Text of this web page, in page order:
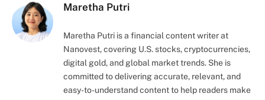
Maretha Putri
Maretha Putri is a financial content writer at
Nanovest, covering U.S. stocks, cryptocurrencies,
digital gold, and global market trends. She is
committed to delivering accurate, relevant, and
easy-to-understand content to help readers make